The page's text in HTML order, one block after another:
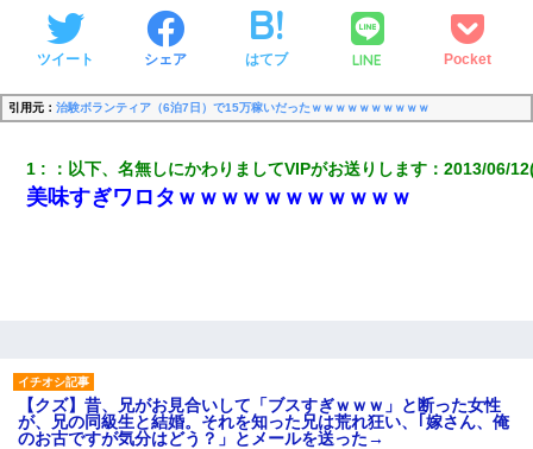
ツイート シェア はてブ LINE Pocket
引用元： 治験ボランティア（6泊7日）で15万稼いだったｗｗｗｗｗｗｗｗｗｗ
1 ： 以下、名無しにかわりましてVIPがお送りします ：2013/06/
美味すぎワロタｗｗｗｗｗｗｗｗｗｗｗ
【クズ】昔、兄がお見合いして「ブスすぎｗｗｗ」と断った女性
が、兄の同級生と結婚。それを知った兄は荒れ狂い、｢嫁さん、俺
のお古ですが気分はどう？」とメールを送った→